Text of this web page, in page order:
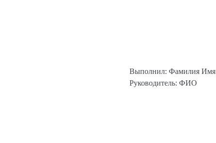
Выполнил: Фамилия Имя
Руководитель: ФИО